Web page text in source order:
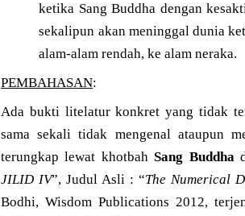
ketika Sang Buddha dengan
sekalipun akan meninggal dunia
alam-alam rendah, ke alam neraka.
PEMBAHASAN:
Ada bukti litelatur konkret yang tidak
sama sekali tidak mengenal ataupun
terungkap lewat khotbahSang Buddha
JILID IV”, Judul Asli : “The Numerical
Bodhi, Wisdom Publications 2012,